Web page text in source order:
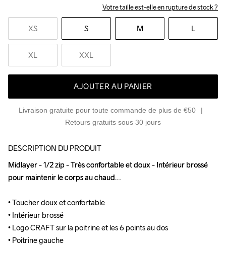
Votre taille est-elle en rupture de stock ?
XS S M L
XL XXL
AJOUTER AU PANIER
Livraison gratuite pour toute commande de plus de €50
Retours gratuits sous 30 jours
DESCRIPTION DU PRODUIT
Midlayer - 1/2 zip - Très confortable et doux - Intérieur brossé
pour maintenir le corps au chaud.
• Toucher doux et confortable
• Intérieur brossé
• Logo CRAFT sur la poitrine et les 6 points au dos
• Poitrine gauche
Midlayer - 1/2 zip - Très confortable et doux - Intérieur brossé
pour maintenir le corps au chaud.
• Toucher doux et confortable
• Intérieur brossé
• Logo CRAFT sur la poitrine et les 6 points au dos
• Poitrine gauche